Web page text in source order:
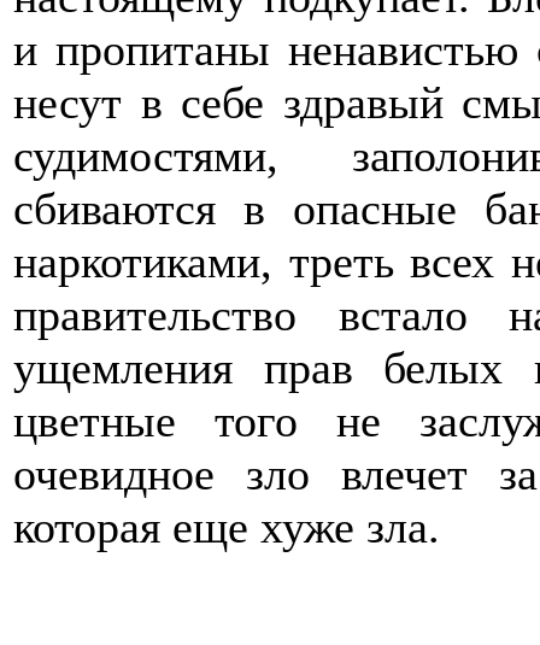
и пропитаны ненавистью
несут в себе здравый
судимостями,
сбиваются в опасные
наркотиками, треть
правительство
ущемления прав белых
цветные того не
очевидное зло влечет
которая еще хуже зла.